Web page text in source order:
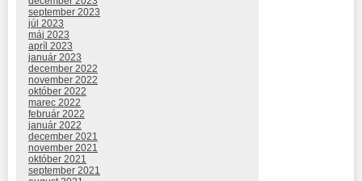
september 2023
júl 2023
máj 2023
apríl 2023
január 2023
december 2022
november 2022
október 2022
marec 2022
február 2022
január 2022
december 2021
november 2021
október 2021
september 2021